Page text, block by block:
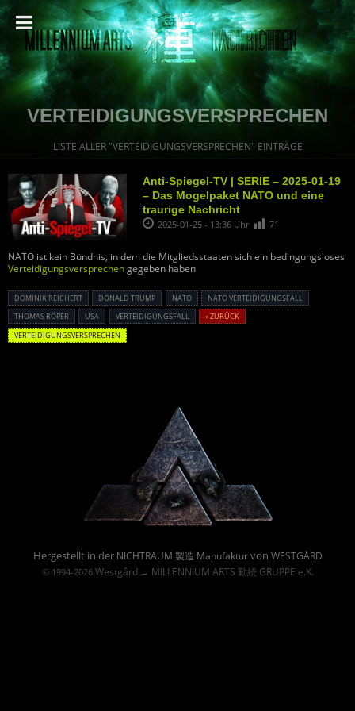
VERTEIDIGUNGSVERSPRECHEN
LISTE ALLER "VERTEIDIGUNGSVERSPRECHEN" EINTRÄGE
Anti-Spiegel-TV | SERIE – 2025-01-19
– Das Mogelpaket NATO und eine
traurige Nachricht
2025-01-25 - 13:36 Uhr 71
NATO ist kein Bündnis, in dem die Mitgliedsstaaten sich ein bedingungsloses
Verteidigungsversprechengegeben haben
DOMINIK REICHERT DONALD TRUMP NATO
NATO VERTEIDIGUNGSFALL
THOMAS RÖPER
USA VERTEIDIGUNGSFALL
« ZURÜCK
VERTEIDIGUNGSVERSPRECHEN
Hergestellt in der NICHTRAUM 製造 Manufakturvon WESTGÅRD
© 1994-2026 Westgård→ MILLENNIUM ARTS 勤続 GRUPPE e.K.
Powered By :